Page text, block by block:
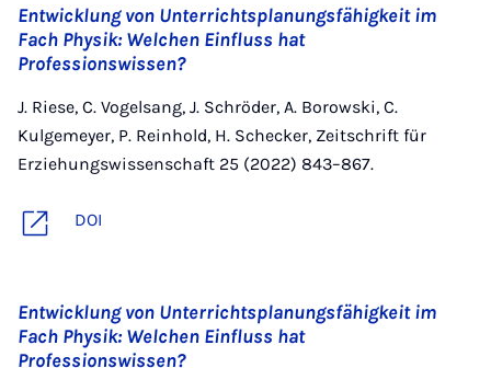
Entwicklung von Unterrichtsplanungsfähigkeit im
Fach Physik: Welchen Einfluss hat
Professionswissen?
J. Riese, C. Vogelsang, J. Schröder, A. Borowski, C.
Kulgemeyer, P. Reinhold, H. Schecker, Zeitschrift für
Erziehungswissenschaft 25 (2022) 843–867.
DOI
Entwicklung von Unterrichtsplanungsfähigkeit im
Fach Physik: Welchen Einfluss hat
Professionswissen?